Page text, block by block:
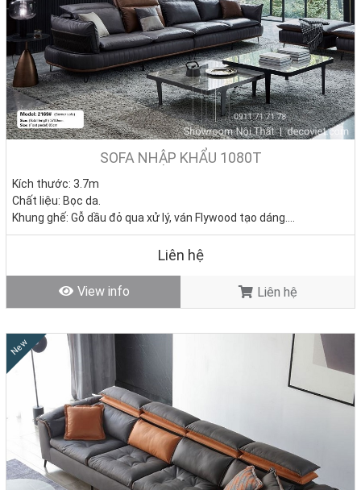
SOFA NHẬP KHẨU 1080T
Kích thước: 3.7m
Chất liệu: Bọc da.
Khung ghế: Gỗ dầu đỏ qua xử lý, ván Flywood tạo dáng.
Nệm ngồi: Mút D40 cao cấp
Liên hệ
View info Liên hệ
New